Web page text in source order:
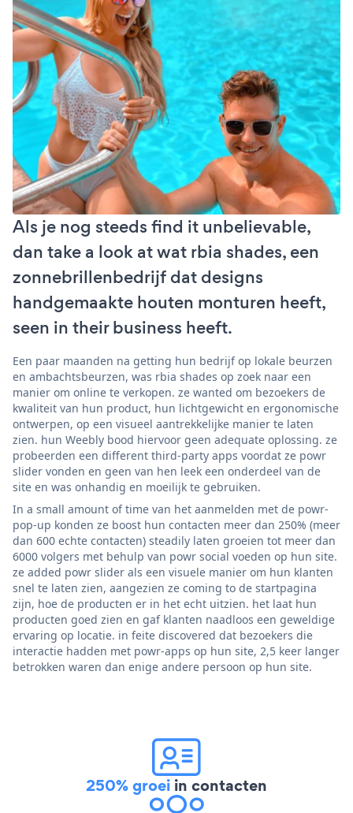
Als je nog steeds find it unbelievable,
dan take a look at wat rbia shades, een
zonnebrillenbedrijf dat designs
handgemaakte houten monturen heeft,
seen in their business heeft.
Een paar maanden na getting hun bedrijf op lokale beurzen
en ambachtsbeurzen, was rbia shades op zoek naar een
manier om online te verkopen. ze wanted om bezoekers de
kwaliteit van hun product, hun lichtgewicht en ergonomische
ontwerpen, op een visueel aantrekkelijke manier te laten
zien. hun Weebly bood hiervoor geen adequate oplossing. ze
probeerden een different third-party apps voordat ze powr
slider vonden en geen van hen leek een onderdeel van de
site en was onhandig en moeilijk te gebruiken.
In a small amount of time van het aanmelden met de powr-
pop-up konden ze boost hun contacten meer dan 250% (meer
dan 600 echte contacten) steadily laten groeien tot meer dan
6000 volgers met behulp van powr social voeden op hun site.
ze added powr slider als een visuele manier om hun klanten
snel te laten zien, aangezien ze coming to de startpagina
zijn, hoe de producten er in het echt uitzien. het laat hun
producten goed zien en gaf klanten naadloos een geweldige
ervaring op locatie. in feite discovered dat bezoekers die
interactie hadden met powr-apps op hun site, 2,5 keer langer
betrokken waren dan enige andere persoon op hun site.
250% groei in contacten